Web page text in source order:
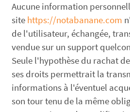
Aucune information
site https://notabanane.com
de l'utilisateur, échangée,
vendue sur un support
Seule l'hypothèse du rachat
ses droits permettrait la
informations à l'éventuel
son tour tenu de la même